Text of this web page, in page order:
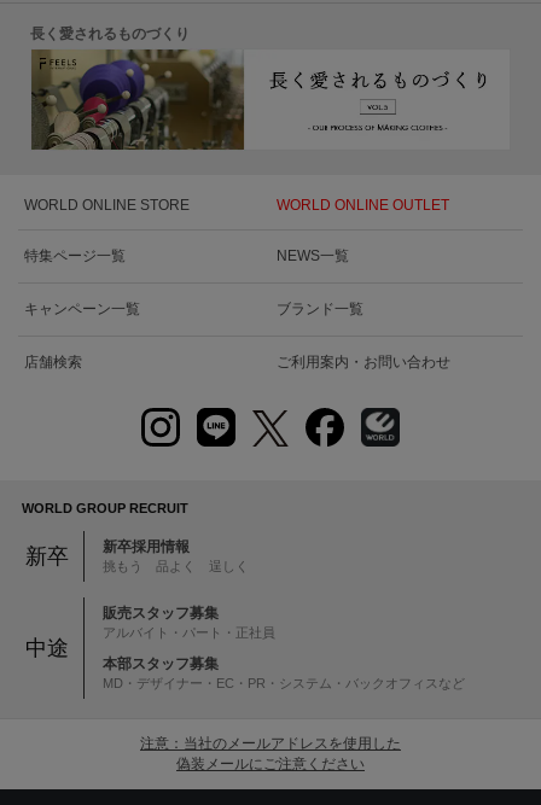
長く愛されるものづくり
WORLD ONLINE STORE WORLD ONLINE OUTLET
特集ページ一覧 NEWS一覧
キャンペーン一覧 ブランド一覧
店舗検索 ご利用案内・お問い合わせ
WORLD GROUP RECRUIT
新卒 新卒採用情報
挑もう 品よく 逞しく
中途
販売スタッフ募集
アルバイト・パート・正社員
本部スタッフ募集
MD・デザイナー・EC・PR・システム・バックオフィスなど
注意：当社のメールアドレスを使用した
偽装メールにご注意ください